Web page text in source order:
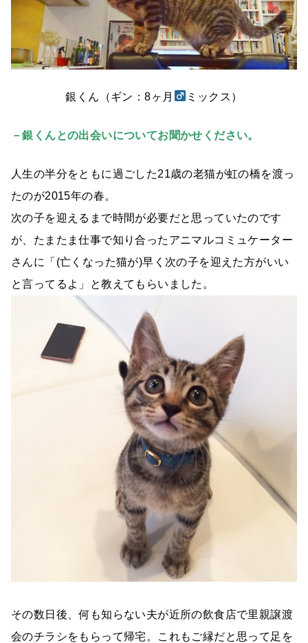
銀くん（ギン：8ヶ月 ミックス）
－銀くんとの出会いについてお聞かせください。
人生の半分をともに過ごした21歳の老猫が虹の橋を渡っ
たのが2015年の春。
次の子を迎えるまで時間が必要だと思っていたのです
が、たまたま仕事で知り合ったアニマルコミュケーター
さんに「(亡くなった猫が)早く次の子を迎えた方がいい
と言ってるよ」と教えてもらいました。
その数日後、何も知らない夫が近所の飲食店で里親譲渡
会のチラシをもらって帰宅。これもご縁だと思って足を